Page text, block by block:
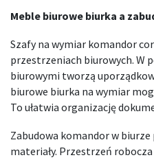
Meble biurowe biurka a
Szafy na wymiar komandor
przestrzeniach biurowych. W
biurowymi tworzą
biurowe biurka na wymiar
To ułatwia organizację
Zabudowa komandor w
materiały. Przestrzeń